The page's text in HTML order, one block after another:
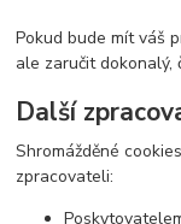
Pokud bude mít váš
ale zaručit dokonalý,
Další
Shromážděné
zpracovateli: